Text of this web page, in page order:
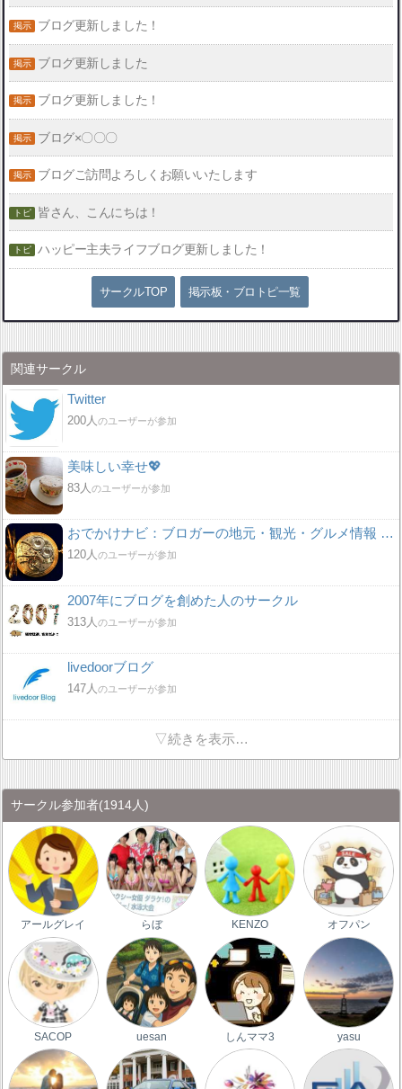
ブログ更新しました！
ブログ更新しました
ブログ更新しました！
ブログ×〇〇〇
ブログご訪問よろしくお願いいたします
皆さん、こんにちは！
ハッピー主夫ライフブログ更新しました！
サークルTOP 掲示板・ブロトピ一覧
関連サークル
Twitter
200人のユーザーが参加
美味しい幸せ💖
83人のユーザーが参加
おでかけナビ：ブロガーの地元・観光・グルメ情報 グリット / きっとおでかけしたくなる集い♪♪
120人のユーザーが参加
2007年にブログを創めた人のサークル
313人のユーザーが参加
livedoorブログ
147人のユーザーが参加
▽続きを表示…
サークル参加者(1914人)
アールグレイ らぼ KENZO オフパン
SACOP uesan しんママ3 yasu